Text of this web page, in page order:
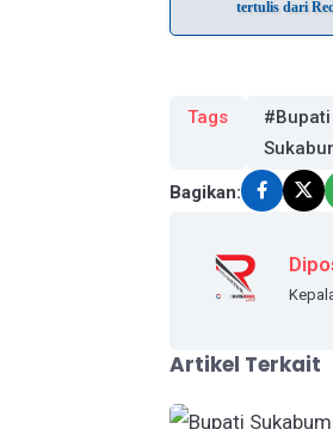
tertulis dari
Tags
#Bupati
Bagikan:
Artikel Terkait